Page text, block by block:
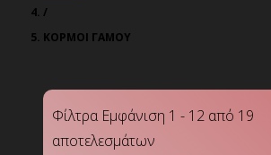
/
ΚΟΡΜΟΙ ΓΑΜΟΥ
Φίλτρα Εμφάνιση 1 - 12 από 19
αποτελεσμάτων